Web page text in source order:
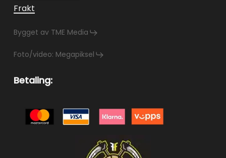
Frakt
Bygget av TME Media
Foto/video: Megapiksel
Betaling: